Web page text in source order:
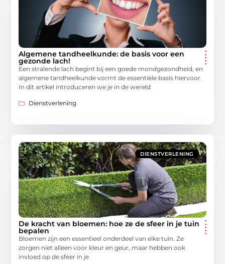
Algemene tandheelkunde: de basis voor een
gezonde lach!
Een stralende lach begint bij een goede mondgezondheid, en
algemene tandheelkunde vormt de essentiële basis hiervoor.
In dit artikel introduceren we je in de wereld
Dienstverlening
DIENSTVERLENING
De kracht van bloemen: hoe ze de sfeer in je tuin
bepalen
Bloemen zijn een essentieel onderdeel van elke tuin. Ze
zorgen niet alleen voor kleur en geur, maar hebben ook
invloed op de sfeer in je